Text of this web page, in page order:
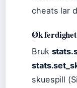
cheats lar
Øk
Bruk
skuespill